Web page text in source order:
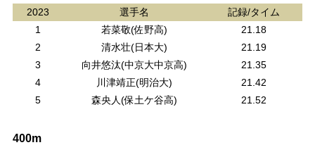
2023 選手名
記録/タイム
1
若菜敬(佐野高)
21.18
2
清水壮(日本大)
21.19
3
向井悠汰(中京大中京高)
21.35
4
川津靖正(明治大)
21.42
5
森央人(保土ケ谷高) 21.52
400m